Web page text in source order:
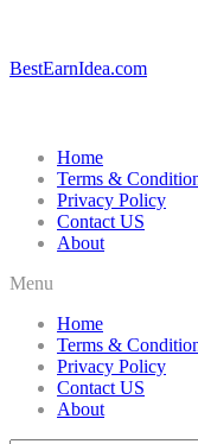
BestEarnIdea.com
Home
Terms &
Privacy Policy
Contact US
About
Menu
Home
Terms &
Privacy Policy
Contact US
About